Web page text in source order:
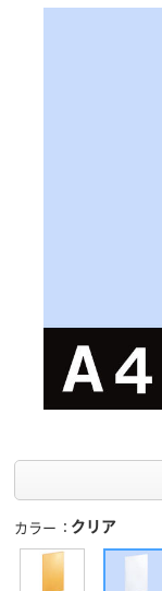
カラー クリア